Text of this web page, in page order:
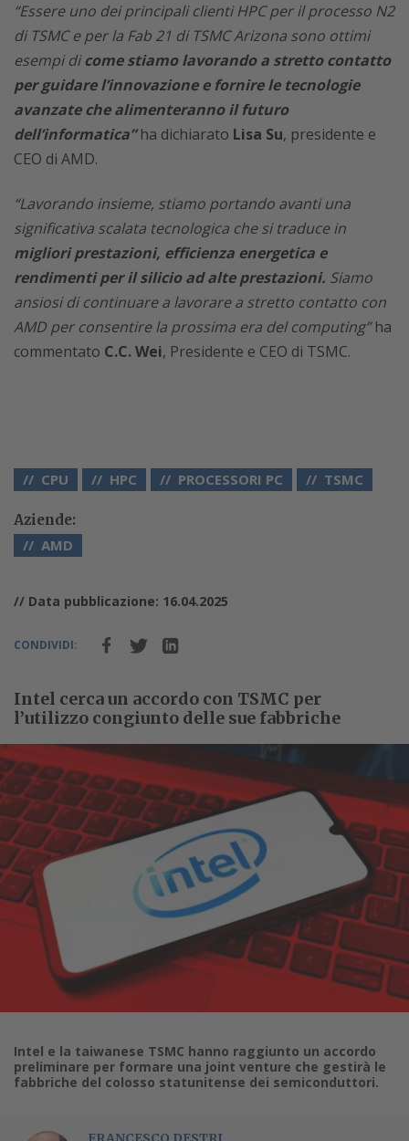
“Essere uno dei principali clienti HPC per il processo N2
di TSMC e per la Fab 21 di TSMC Arizona sono ottimi
esempi dicome stiamo lavorando a stretto contatto
per guidare l’innovazione e fornire le tecnologie
avanzate che alimenteranno il futuro
dell’informatica”ha dichiarato Lisa Su, presidente e
CEO di AMD.
“Lavorando insieme, stiamo portando avanti una
significativa scalata tecnologica che si traduce in
migliori prestazioni, efficienza energetica e
rendimenti per il silicio ad alte prestazioni. Siamo
ansiosi di continuare a lavorare a stretto contatto con
AMD per consentire la prossima era del computing”ha
commentato C.C. Wei, Presidente e CEO di TSMC.
CPU HPC PROCESSORI PC TSMC
Aziende:
AMD
// Data pubblicazione: 16.04.2025
CONDIVIDI:
Intel cerca un accordo con TSMC per
l’utilizzo congiunto delle sue fabbriche
Intel e la taiwanese TSMC hanno raggiunto un accordo
preliminare per formare una joint venture che gestirà le
fabbriche del colosso statunitense dei semiconduttori.